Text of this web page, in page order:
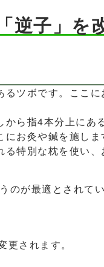
逆子」を
るツボです。ここ
から指4本分上にあ
お灸や鍼を施しま
る特別な枕を使い
のが最適とされて
されます。